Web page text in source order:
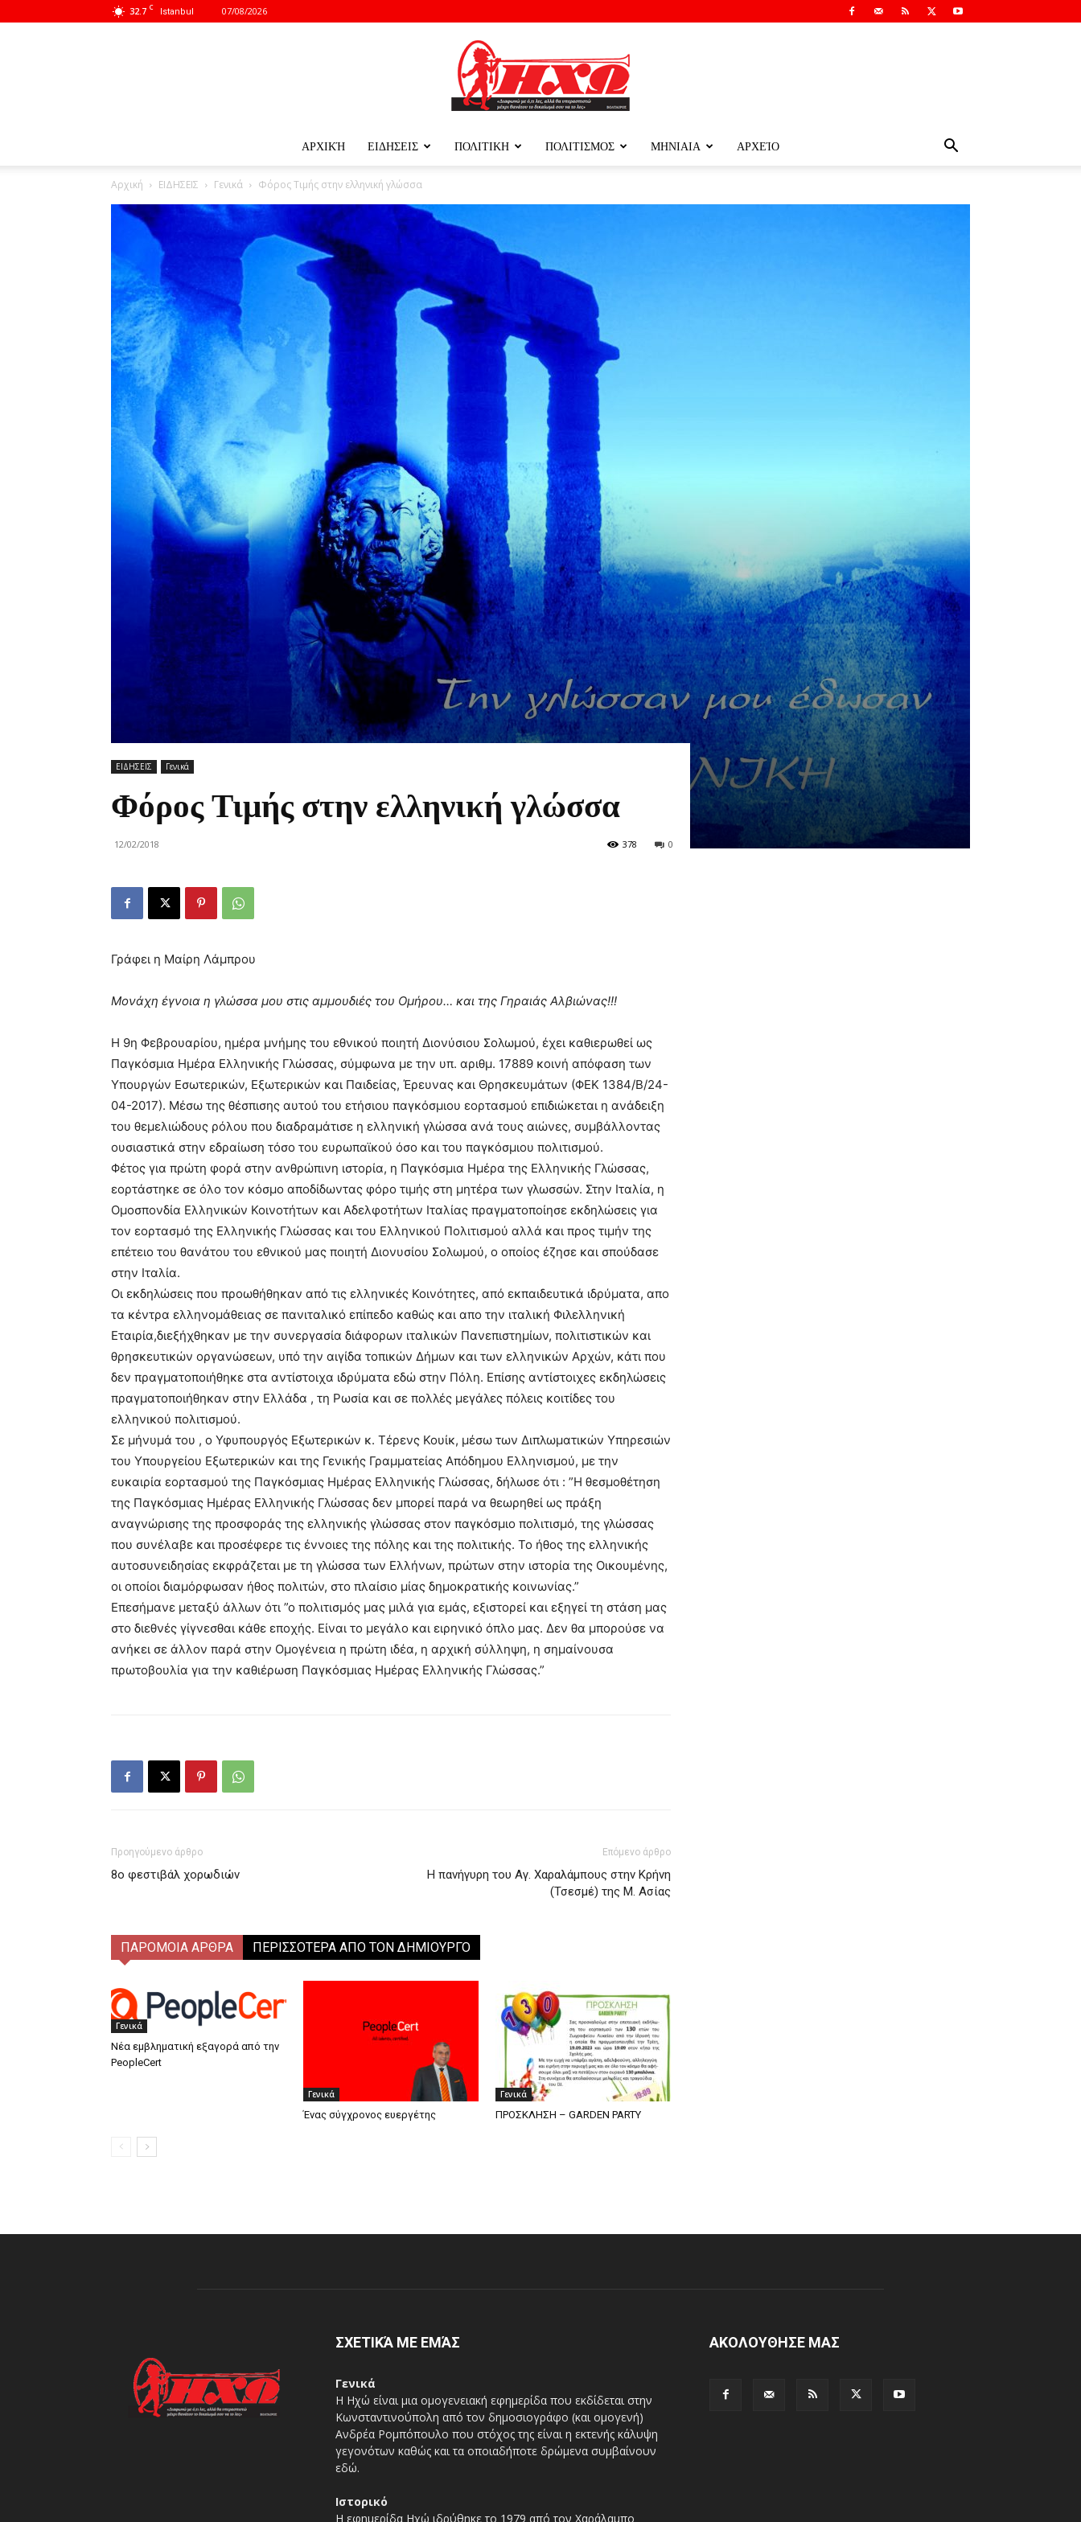
32.7 C Istanbul 07/08/2026
ΤΗΣ
ΠΟΛΗΣ
ΗΜΕΡΗΣΙΟ
ΦΥΛΛΟ
ΑΡΧΙΚΉ ΕΙΔΗΣΕΙΣ ΠΟΛΙΤΙΚΗ ΠΟΛΙΤΙΣΜΟΣ ΜΗΝΙΑΙΑ ΑΡΧΕΊΟ
Αρχική ΕΙΔΗΣΕΙΣ Γενικά Φόρος Τιμής στην ελληνική γλώσσα
ΕΙΔΗΣΕΙΣ Γενικά
Φόρος Τιμής στην ελληνική γλώσσα
12/02/2018 0
378
Γράφει η Μαίρη Λάμπρου
Μονάχη έγνοια η γλώσσα μου στις αμμουδιές του Ομήρου… και της Γηραιάς Αλβιώνας!!!
Η 9η Φεβρουαρίου, ημέρα μνήμης του εθνικού ποιητή Διονύσιου Σολωμού, έχει καθιερωθεί ως
Παγκόσμια Ημέρα Ελληνικής Γλώσσας, σύμφωνα με την υπ. αριθμ. 17889 κοινή απόφαση των
Υπουργών Εσωτερικών, Εξωτερικών και Παιδείας, Έρευνας και Θρησκευμάτων (ΦΕΚ 1384/Β/24-
04-2017). Μέσω της θέσπισης αυτού του ετήσιου παγκόσμιου εορτασμού επιδιώκεται η ανάδειξη
του θεμελιώδους ρόλου που διαδραμάτισε η ελληνική γλώσσα ανά τους αιώνες, συμβάλλοντας
ουσιαστικά στην εδραίωση τόσο του ευρωπαϊκού όσο και του παγκόσμιου πολιτισμού.
Φέτος για πρώτη φορά στην ανθρώπινη ιστορία, η Παγκόσμια Ημέρα της Ελληνικής Γλώσσας,
εορτάστηκε σε όλο τον κόσμο αποδίδωντας φόρο τιμής στη μητέρα των γλωσσών. Στην Ιταλία, η
Ομοσπονδία Ελληνικών Κοινοτήτων και Αδελφοτήτων Ιταλίας πραγματοποίησε εκδηλώσεις για
τον εορτασμό της Ελληνικής Γλώσσας και του Ελληνικού Πολιτισμού αλλά και προς τιμήν της
επέτειο του θανάτου του εθνικού μας ποιητή Διονυσίου Σολωμού, ο οποίος έζησε και σπούδασε
στην Ιταλία.
Οι εκδηλώσεις που προωθήθηκαν από τις ελληνικές Κοινότητες, από εκπαιδευτικά ιδρύματα, απο
τα κέντρα ελληνομάθειας σε πανιταλικό επίπεδο καθώς και απο την ιταλική Φιλελληνική
Εταιρία,διεξήχθηκαν με την συνεργασία διάφορων ιταλικών Πανεπιστημίων, πολιτιστικών και
θρησκευτικών οργανώσεων, υπό την αιγίδα τοπικών Δήμων και των ελληνικών Αρχών, κάτι που
δεν πραγματοποιήθηκε στα αντίστοιχα ιδρύματα εδώ στην Πόλη. Επίσης αντίστοιχες εκδηλώσεις
πραγματοποιήθηκαν στην Ελλάδα , τη Ρωσία και σε πολλές μεγάλες πόλεις κοιτίδες του
ελληνικού πολιτισμού.
Σε μήνυμά του , ο Υφυπουργός Εξωτερικών κ. Τέρενς Κουίκ, μέσω των Διπλωματικών Υπηρεσιών
του Υπουργείου Εξωτερικών και της Γενικής Γραμματείας Απόδημου Ελληνισμού, με την
ευκαιρία εορτασμού της Παγκόσμιας Ημέρας Ελληνικής Γλώσσας, δήλωσε ότι : ”Η θεσμοθέτηση
της Παγκόσμιας Ημέρας Ελληνικής Γλώσσας δεν μπορεί παρά να θεωρηθεί ως πράξη
αναγνώρισης της προσφοράς της ελληνικής γλώσσας στον παγκόσμιο πολιτισμό, της γλώσσας
που συνέλαβε και προσέφερε τις έννοιες της πόλης και της πολιτικής. Το ήθος της ελληνικής
αυτοσυνειδησίας εκφράζεται με τη γλώσσα των Ελλήνων, πρώτων στην ιστορία της Οικουμένης,
οι οποίοι διαμόρφωσαν ήθος πολιτών, στο πλαίσιο μίας δημοκρατικής κοινωνίας.”
Επεσήμανε μεταξύ άλλων ότι ”ο πολιτισμός μας μιλά για εμάς, εξιστορεί και εξηγεί τη στάση μας
στο διεθνές γίγνεσθαι κάθε εποχής. Είναι το μεγάλο και ειρηνικό όπλο μας. Δεν θα μπορούσε να
ανήκει σε άλλον παρά στην Ομογένεια η πρώτη ιδέα, η αρχική σύλληψη, η σημαίνουσα
πρωτοβουλία για την καθιέρωση Παγκόσμιας Ημέρας Ελληνικής Γλώσσας.”
Προηγούμενο άρθρο
8ο φεστιβάλ χορωδιών
Επόμενο άρθρο
Η πανήγυρη του Αγ. Χαραλάμπους στην Κρήνη
(Τσεσμέ) της Μ. Ασίας
ΠΑΡΟΜΟΙΑ ΑΡΘΡΑ ΠΕΡΙΣΣΟΤΕΡΑ ΑΠΟ ΤΟΝ ΔΗΜΙΟΥΡΓΟ
Γενικά
Νέα εμβληματική εξαγορά από την
PeopleCert
Γενικά
Ένας σύγχρονος ευεργέτης
Γενικά
ΠΡΟΣΚΛΗΣΗ – GARDEN PARTY
ΣΧΕΤΙΚΆ ΜΕ ΕΜΆΣ
Γενικά
Η Ηχώ είναι μια ομογενειακή εφημερίδα που εκδίδεται στην
Κωνσταντινούπολη από τον δημοσιογράφο (και ομογενή)
Ανδρέα Ρομπόπουλο που στόχος της είναι η εκτενής κάλυψη
γεγονότων καθώς και τα οποιαδήποτε δρώμενα συμβαίνουν
εδώ.
Ιστορικό
Η εφημερίδα Ηχώ ιδρύθηκε το 1979 από τον Χαράλαμπο
ΑΚΟΛΟΥΘΗΣΕ ΜΑΣ